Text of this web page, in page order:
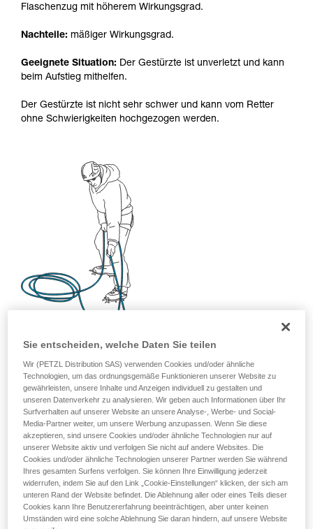
Flaschenzug mit höherem Wirkungsgrad.
Nachteile: mäßiger Wirkungsgrad.
Geeignete Situation: Der Gestürzte ist unverletzt und kann
beim Aufstieg mithelfen.
Der Gestürzte ist nicht sehr schwer und kann vom Retter
ohne Schwierigkeiten hochgezogen werden.
Sie entscheiden, welche Daten Sie teilen
Wir (PETZL Distribution SAS) verwenden Cookies und/oder ähnliche
Technologien, um das ordnungsgemäße Funktionieren unserer Website zu
gewährleisten, unsere Inhalte und Anzeigen individuell zu gestalten und
unseren Datenverkehr zu analysieren. Wir geben auch Informationen über Ihr
Surfverhalten auf unserer Website an unsere Analyse-, Werbe- und Social-
Media-Partner weiter, um unsere Werbung anzupassen. Wenn Sie diese
akzeptieren, sind unsere Cookies und/oder ähnliche Technologien nur auf
unserer Website aktiv und verfolgen Sie nicht auf andere Websites. Die
Cookies und/oder ähnliche Technologien unserer Partner werden Sie während
Ihres gesamten Surfens verfolgen. Sie können Ihre Einwilligung jederzeit
widerrufen, indem Sie auf den Link „Cookie-Einstellungen“ klicken, der sich am
unteren Rand der Website befindet. Die Ablehnung aller oder eines Teils dieser
Cookies kann Ihre Benutzererfahrung beeinträchtigen, aber unter keinen
Umständen wird eine solche Ablehnung Sie daran hindern, auf unsere Website